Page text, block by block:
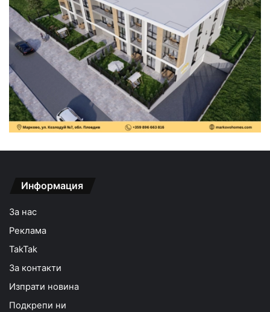
Информация
За нас
Реклама
TakTak
За контакти
Изпрати новина
Подкрепи ни